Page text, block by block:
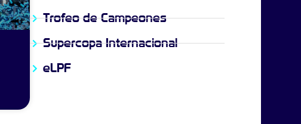
Trofeo de Campeones
Supercopa Internacional
eLPF